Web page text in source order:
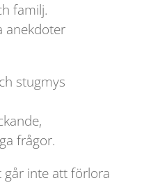
familj.
anekdoter
stugmys
frågor.
går inte att förlora